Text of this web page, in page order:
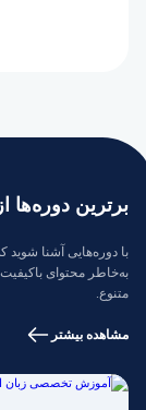
برترین دوره‌ها
با دوره‌هایی آشنا شوید
به‌خاطر محتوای
متنوع.
مشاهده بیشتر